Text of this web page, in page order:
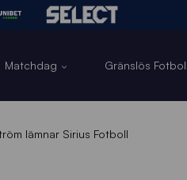
Matchdag Gränslös Fotboll
lämnar Sirius Fotboll